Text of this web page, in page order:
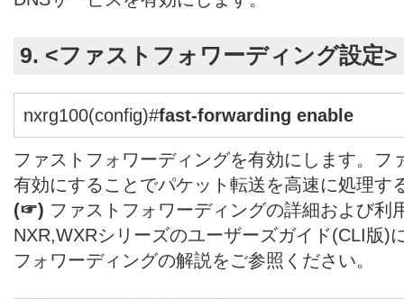
9. <ファストフォワーディング設定>
nxrg100(config)#fast-forwarding enable
ファストフォワーディングを有効にします。フ
有効にすることでパケット転送を高速に処理す
(☞) ファストフォワーディングの詳細および利
NXR,WXRシリーズのユーザーズガイド(CLI版)
フォワーディングの解説をご参照ください。